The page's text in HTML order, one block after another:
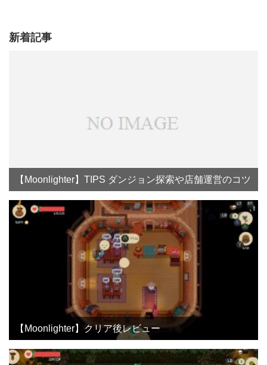
新着記事
【Moonlighter】TIPS ダンジョン探索や店舗運営のコツ
【Moonlighter】クリア後レビュー